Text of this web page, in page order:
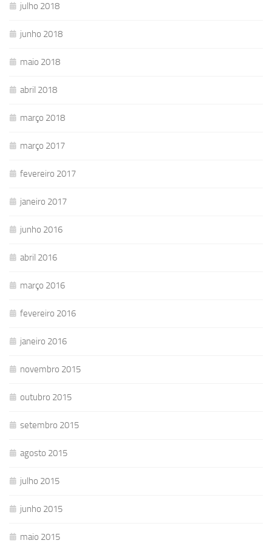
julho 2018
junho 2018
maio 2018
abril 2018
março 2018
março 2017
fevereiro 2017
janeiro 2017
junho 2016
abril 2016
março 2016
fevereiro 2016
janeiro 2016
novembro 2015
outubro 2015
setembro 2015
agosto 2015
julho 2015
junho 2015
maio 2015